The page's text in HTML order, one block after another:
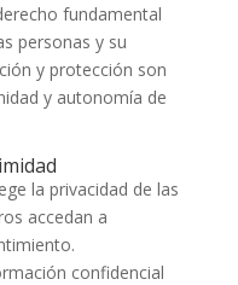
fundamental
personas y su
y protección son
y autonomía de
la privacidad de las
accedan a
confidencial